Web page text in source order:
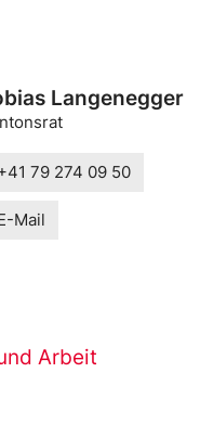
Langenegger
79 274 09 50
Mail
Arbeit